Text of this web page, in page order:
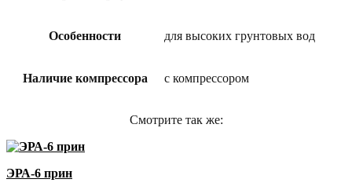
Особенности для высоких грунтовых вод
Наличие компрессора с компрессором
Смотрите так же:
ЭРА-6 прин